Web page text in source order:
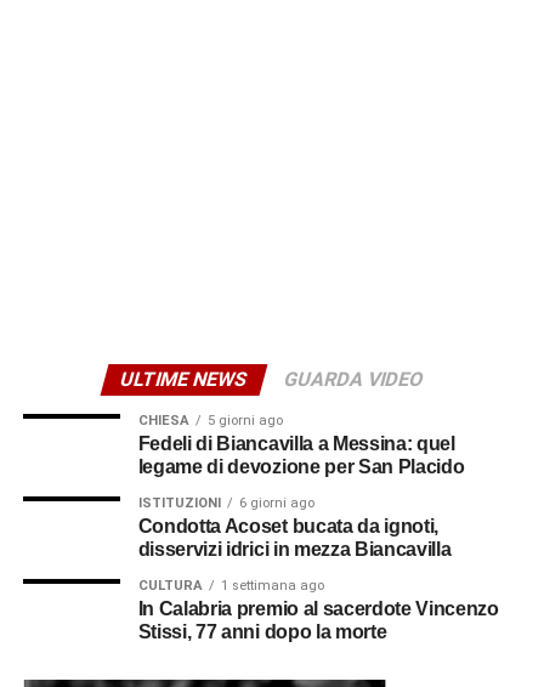
ULTIME NEWS GUARDA VIDEO
CHIESA 5 giorni ago
Fedeli di Biancavilla a Messina: quel
legame di devozione per San Placido
ISTITUZIONI 6 giorni ago
Condotta Acoset bucata da ignoti,
disservizi idrici in mezza Biancavilla
CULTURA 1 settimana ago
In Calabria premio al sacerdote Vincenzo
Stissi, 77 anni dopo la morte